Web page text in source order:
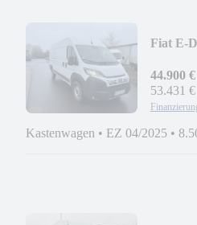
Fiat E-
44.900
53.431
Kastenwagen • EZ 04/2025 •